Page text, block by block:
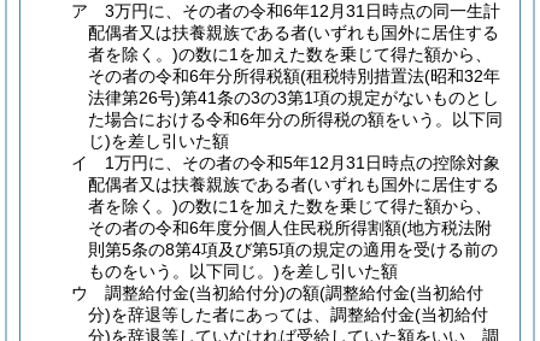
ア
3万円に、その者の令和6年12月31日時点の同一生計
配偶者又は扶養親族である者(いずれも国外に居住する
者を除く。)の数に1を加えた数を乗じて得た額から、
その者の令和6年分所得税額(租税特別措置法(昭和32年
法律第26号)第41条の3の3第1項の規定がないものとし
た場合における令和6年分の所得税の額をいう。以下同
じ)を差し引いた額
イ
1万円に、その者の令和5年12月31日時点の控除対象
配偶者又は扶養親族である者(いずれも国外に居住する
者を除く。)の数に1を加えた数を乗じて得た額から、
その者の令和6年度分個人住民税所得割額(地方税法附
則第5条の8第4項及び第5項の規定の適用を受ける前の
ものをいう。以下同じ。)を差し引いた額
ウ
調整給付金(当初給付分)の額(調整給付金(当初給付
分)を辞退等した者にあっては、調整給付金(当初給付
分)を辞退等していなければ受給していた額をいい、調